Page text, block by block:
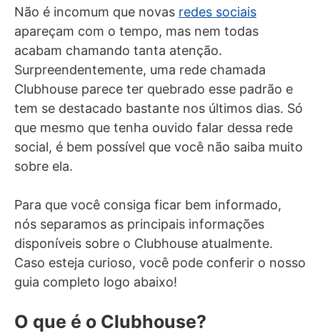
Não é incomum que novas redes sociais
apareçam com o tempo, mas nem todas
acabam chamando tanta atenção.
Surpreendentemente, uma rede chamada
Clubhouse parece ter quebrado esse padrão e
tem se destacado bastante nos últimos dias. Só
que mesmo que tenha ouvido falar dessa rede
social, é bem possível que você não saiba muito
sobre ela.
Para que você consiga ficar bem informado,
nós separamos as principais informações
disponíveis sobre o Clubhouse atualmente.
Caso esteja curioso, você pode conferir o nosso
guia completo logo abaixo!
O que é o Clubhouse?